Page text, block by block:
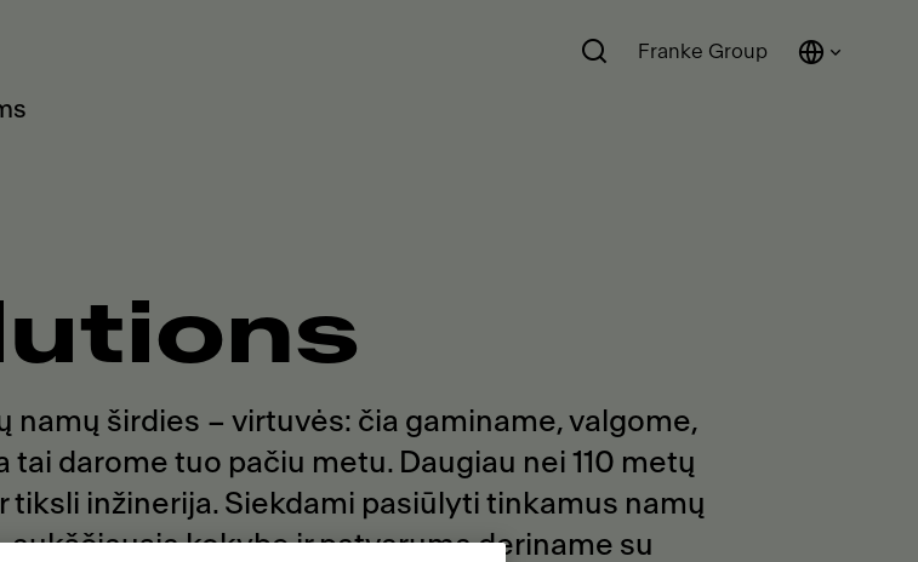
Franke Group
namų širdies – virtuvės: čia gaminame, valgome,
tai darome tuo pačiu metu. Daugiau nei 110 metų
inžinerija. Siekdami pasiūlyti tinkamus namų
kokybę ir patvarumą deriname su